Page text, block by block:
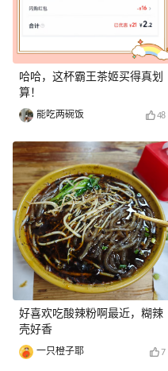
哈哈，这杯霸王茶姬买得真划
算！
能吃两碗饭 48
好喜欢吃酸辣粉啊最近，糊辣
壳好香
一只橙子耶 7